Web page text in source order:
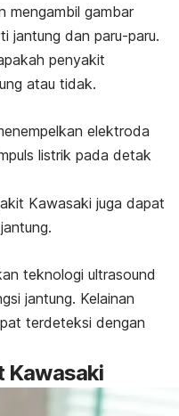
mengambil gambar
jantung dan paru-paru.
penyakit
atau tidak.
elektroda
listrik pada detak
Kawasaki juga dapat
teknologi ultrasound
jantung. Kelainan
terdeteksi dengan
Kawasaki